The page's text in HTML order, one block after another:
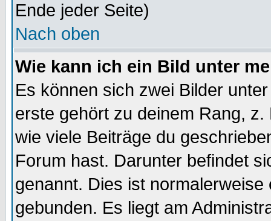
Ende jeder Seite)
Nach oben
Wie kann ich ein Bild unter
Es können sich zwei Bilder
erste gehört zu deinem Rang,
wie viele Beiträge du
Forum hast. Darunter befindet
genannt. Dies ist
gebunden. Es liegt am